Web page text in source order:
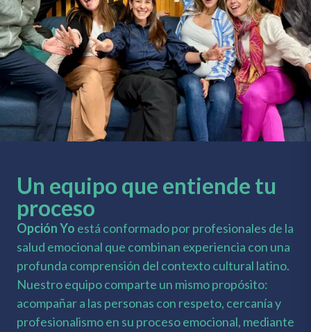
Un equipo que entiende tu
proceso
Opción Yo está conformado por profesionales de la
salud emocional que combinan experiencia con una
profunda comprensión del contexto cultural latino.
Nuestro equipo comparte un mismo propósito:
acompañar a las personas con respeto, cercanía y
profesionalismo en su proceso emocional, mediante